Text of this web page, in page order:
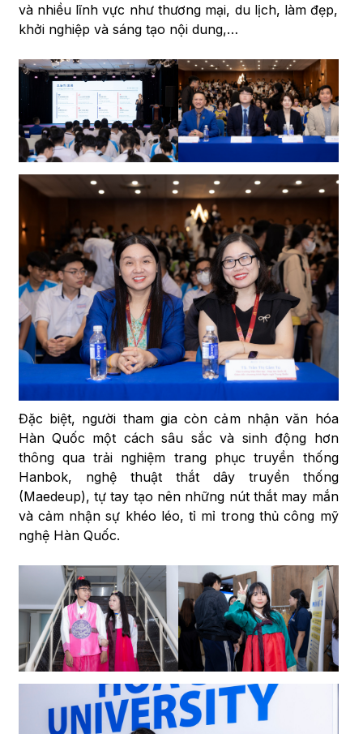
và nhiều lĩnh vực như thương mại, du lịch, làm đẹp,
khởi nghiệp và sáng tạo nội dung,…
Đặc biệt, người tham gia còn cảm nhận văn hóa
Hàn Quốc một cách sâu sắc và sinh động hơn
thông qua trải nghiệm trang phục truyền thống
Hanbok, nghệ thuật thắt dây truyền thống
(Maedeup), tự tay tạo nên những nút thắt may mắn
và cảm nhận sự khéo léo, tỉ mỉ trong thủ công mỹ
nghệ Hàn Quốc.